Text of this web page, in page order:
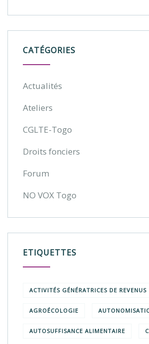
CATÉGORIES
Actualités
Ateliers
CGLTE-Togo
Droits fonciers
Forum
NO VOX Togo
ETIQUETTES
ACTIVITÉS GÉNÉRATRICES DE REVENUS
AGROÉCOLOGIE
AUTOSUFFISANCE ALIMENTAIRE